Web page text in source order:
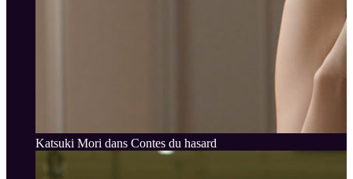
Katsuki Mori dans Contes du hasard